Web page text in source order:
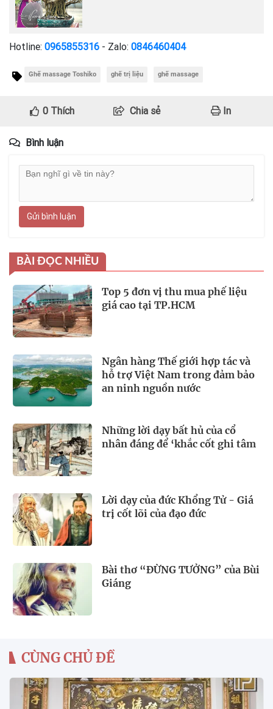
Hotline: 0965855316 - Zalo: 0846460404
Ghế massage Toshiko ghế trị liệu ghế massage
0Thích Chia sẻ In
Bình luận
Gửi bình luận
BÀI ĐỌC NHIỀU
Top 5 đơn vị thu mua phế liệu
giá cao tại TP.HCM
Ngân hàng Thế giới hợp tác và
hỗ trợ Việt Nam trong đảm bảo
an ninh nguồn nước
Những lời dạy bất hủ của cổ
nhân đáng để ‘khắc cốt ghi tâm
Lời dạy của đức Khổng Tử - Giá
trị cốt lõi của đạo đức
Bài thơ “ĐỪNG TƯỞNG” của Bùi
Giáng
CÙNG CHỦ ĐỀ